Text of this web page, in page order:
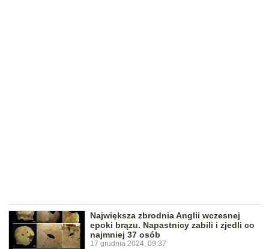
Największa zbrodnia Anglii wczesnej
epoki brązu. Napastnicy zabili i zjedli co
najmniej 37 osób
17 grudnia 2024, 09:37